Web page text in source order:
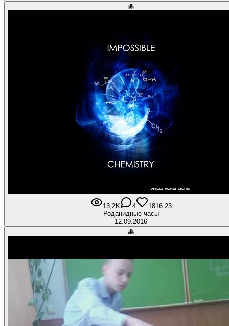
🐙
13,2K 4 1816:23
Роданидные часы
12.09.2016
🐙